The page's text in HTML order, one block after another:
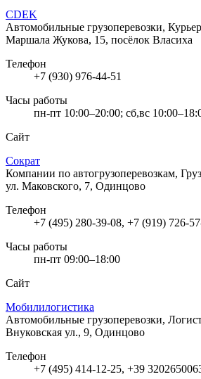
CDEK
Автомобильные грузоперевозки,
Маршала Жукова, 15, посёлок Власиха
Телефон
+7 (930) 976-44-51
Часы работы
пн-пт 10:00–20:00; сб,вс
Сайт
Сократ
Компании по автогрузоперевозкам,
ул. Маковского, 7, Одинцово
Телефон
+7 (495) 280-39-08, +7 (919) 726-
Часы работы
пн-пт 09:00–18:00
Сайт
Мобилилогистика
Автомобильные грузоперевозки,
Внуковская ул., 9, Одинцово
Телефон
+7 (495) 414-12-25, +39